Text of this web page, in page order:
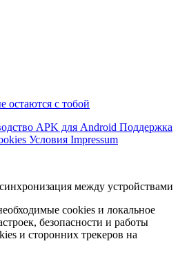
остаются с тобой
APK для Android Поддержка
Условия Impressum
между устройствами
cookies и локальное
безопасности и работы
и сторонних трекеров на